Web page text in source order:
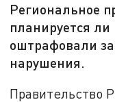
Региональное
планируется ли
оштрафовали
нарушения.
Правительство